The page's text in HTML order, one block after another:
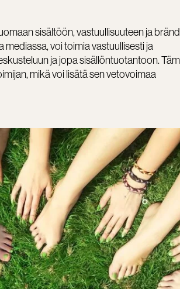
sisältöön, vastuullisuuteen ja
mediassa, voi toimia vastuullisesti ja
ja jopa sisällöntuotantoon.
mikä voi lisätä sen vetovoimaa